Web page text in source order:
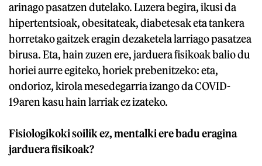
arinago pasatzen dutelako. Luzera begira, ikusi da
hipertentsioak, obesitateak, diabetesak eta tankera
horretako gaitzek eragin dezaketela larriago pasatzea
birusa. Eta, hain zuzen ere, jarduera fisikoak balio du
horiei aurre egiteko, horiek prebenitzeko: eta,
ondorioz, kirola mesedegarria izango da COVID-
19aren kasu hain larriak ez izateko.
Fisiologikoki soilik ez, mentalki ere badu eragina
jarduera fisikoak?